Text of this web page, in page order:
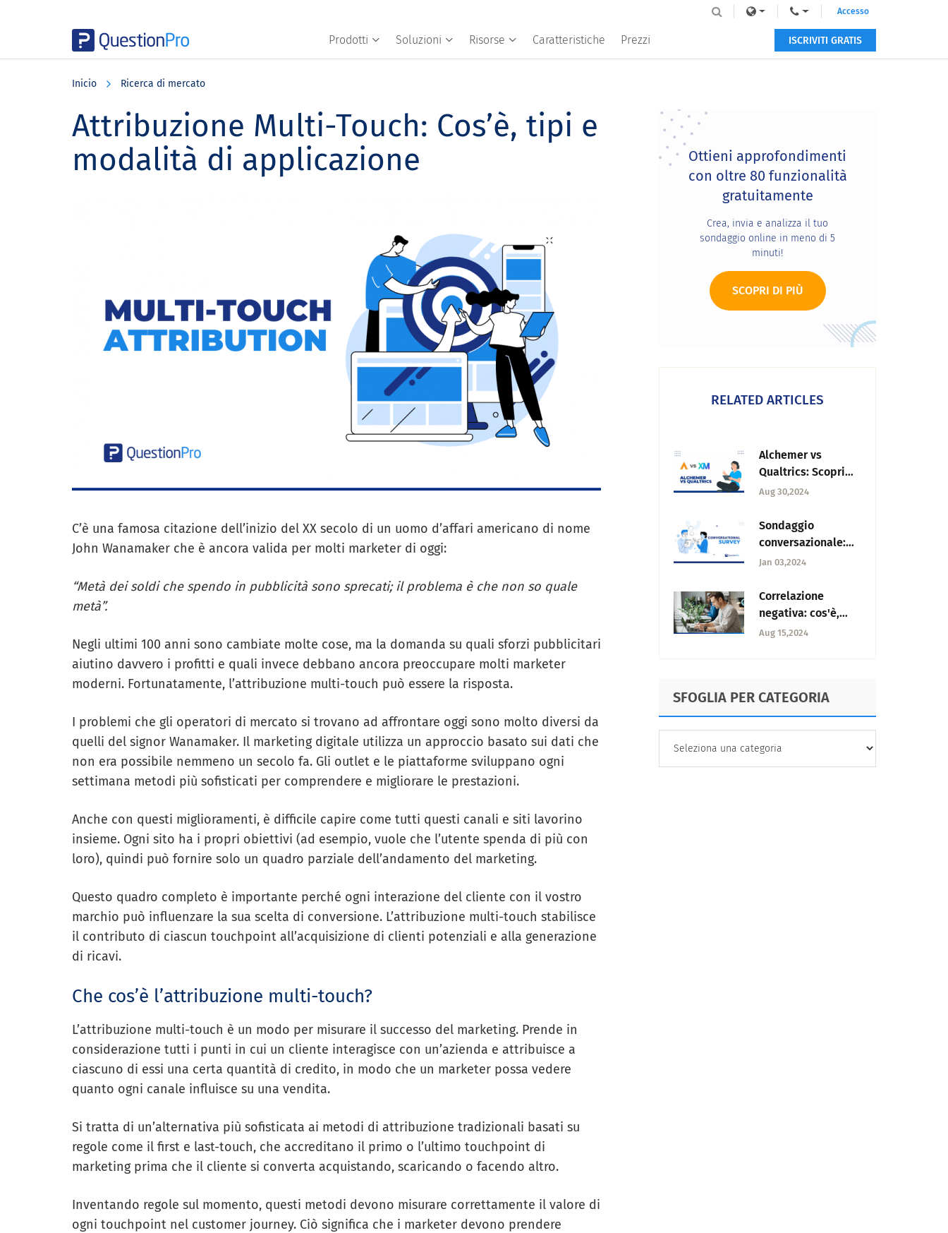
Prodotti Soluzioni Risorse Caratteristiche Prezzi
Accesso
ISCRIVITI GRATIS
Inicio Ricerca di mercato
Attribuzione Multi-Touch: Cos’è, tipi e
modalità di applicazione
C’è una famosa citazione dell’inizio del XX secolo di un uomo d’affari americano di nome
John Wanamaker che è ancora valida per molti marketer di oggi:
“Metà dei soldi che spendo in pubblicità sono sprecati; il problema è che non so quale
metà”.
Negli ultimi 100 anni sono cambiate molte cose, ma la domanda su quali sforzi pubblicitari
aiutino davvero i profitti e quali invece debbano ancora preoccupare molti marketer
moderni. Fortunatamente, l’attribuzione multi-touch può essere la risposta.
I problemi che gli operatori di mercato si trovano ad affrontare oggi sono molto diversi da
quelli del signor Wanamaker. Il marketing digitale utilizza un approccio basato sui dati che
non era possibile nemmeno un secolo fa. Gli outlet e le piattaforme sviluppano ogni
settimana metodi più sofisticati per comprendere e migliorare le prestazioni.
Anche con questi miglioramenti, è difficile capire come tutti questi canali e siti lavorino
insieme. Ogni sito ha i propri obiettivi (ad esempio, vuole che l’utente spenda di più con
loro), quindi può fornire solo un quadro parziale dell’andamento del marketing.
Questo quadro completo è importante perché ogni interazione del cliente con il vostro
marchio può influenzare la sua scelta di conversione. L’attribuzione multi-touch stabilisce
il contributo di ciascun touchpoint all’acquisizione di clienti potenziali e alla generazione
di ricavi.
Che cos’è l’attribuzione multi-touch?
L’attribuzione multi-touch è un modo per misurare il successo del marketing. Prende in
considerazione tutti i punti in cui un cliente interagisce con un’azienda e attribuisce a
ciascuno di essi una certa quantità di credito, in modo che un marketer possa vedere
quanto ogni canale influisce su una vendita.
Si tratta di un’alternativa più sofisticata ai metodi di attribuzione tradizionali basati su
regole come il first e last-touch, che accreditano il primo o l’ultimo touchpoint di
marketing prima che il cliente si converta acquistando, scaricando o facendo altro.
Inventando regole sul momento, questi metodi devono misurare correttamente il valore di
ogni touchpoint nel customer journey. Ciò significa che i marketer devono prendere
Primary
Sidebar
Ottieni approfondimenti
con oltre 80 funzionalità
gratuitamente
Crea, invia e analizza il tuo
sondaggio online in meno di 5
minuti!
SCOPRI DI PIÙ
RELATED ARTICLES
Alchemer vs
Qualtrics: Scopri
quale scegliere
Aug 30,2024
Sondaggio
conversazionale:
Cos'è, come crearlo
Jan 03,2024
Correlazione
negativa: cos'è,
esempi e come
Aug 15,2024
SFOGLIA PER CATEGORIA
PER
CATEGORIA